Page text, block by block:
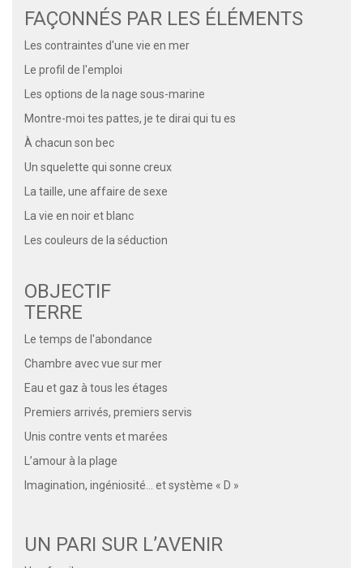
FAÇONNÉS PAR LES ÉLÉMENTS
Les contraintes d'une vie en mer
Le profil de l'emploi
Les options de la nage sous-marine
Montre-moi tes pattes, je te dirai qui tu es
À chacun son bec
Un squelette qui sonne creux
La taille, une affaire de sexe
La vie en noir et blanc
Les couleurs de la séduction
OBJECTIF
Le temps de l'abondance
Chambre avec vue sur mer
Eau et gaz à tous les étages
Premiers arrivés, premiers servis
Unis contre vents et marées
L’amour à la plage
Imagination, ingéniosité… et système « D »
UN PARI SUR L’AVENIR